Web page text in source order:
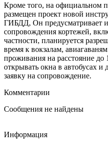
Кроме того, на официальном
размещен проект новой
ГИБДД, Он предусматривает
сопровождения кортежей,
частности, планируется
время к вокзалам,
проживания на расстояние
открывать окна в автобусах и
заявку на сопровождение.
Комментарии
Сообщения не найдены
Информация